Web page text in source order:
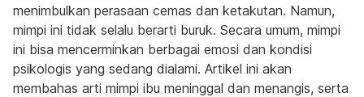
menimbulkan perasaan cemas dan ketakutan. Namun,
mimpi ini tidak selalu berarti buruk. Secara umum, mimpi
ini bisa mencerminkan berbagai emosi dan kondisi
psikologis yang sedang dialami. Artikel ini akan
membahas arti mimpi ibu meninggal dan menangis, serta